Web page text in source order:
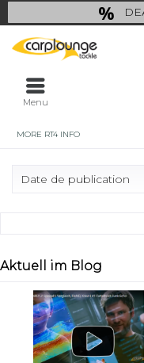
last
Menu
MORE RT4 INFO
Aktuell im Blog